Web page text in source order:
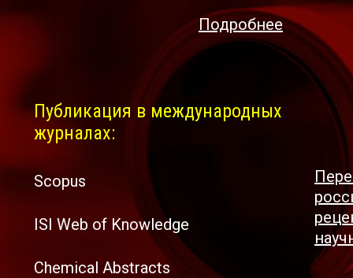
Подробнее
Публикация в международных
журналах:
Scopus
ISI Web of Knowledge
Chemical Abstracts